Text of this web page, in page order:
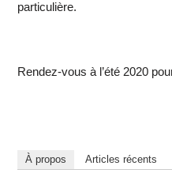
particulière.
Rendez-vous à l’été 2020
À propos Articles récents